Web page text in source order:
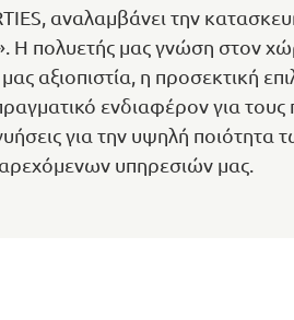
αναλαμβάνει την
Η πολυετής μας γνώση στον
αξιοπιστία, η προσεκτική
ενδιαφέρον για τους
για την υψηλή
υπηρεσιών μας.